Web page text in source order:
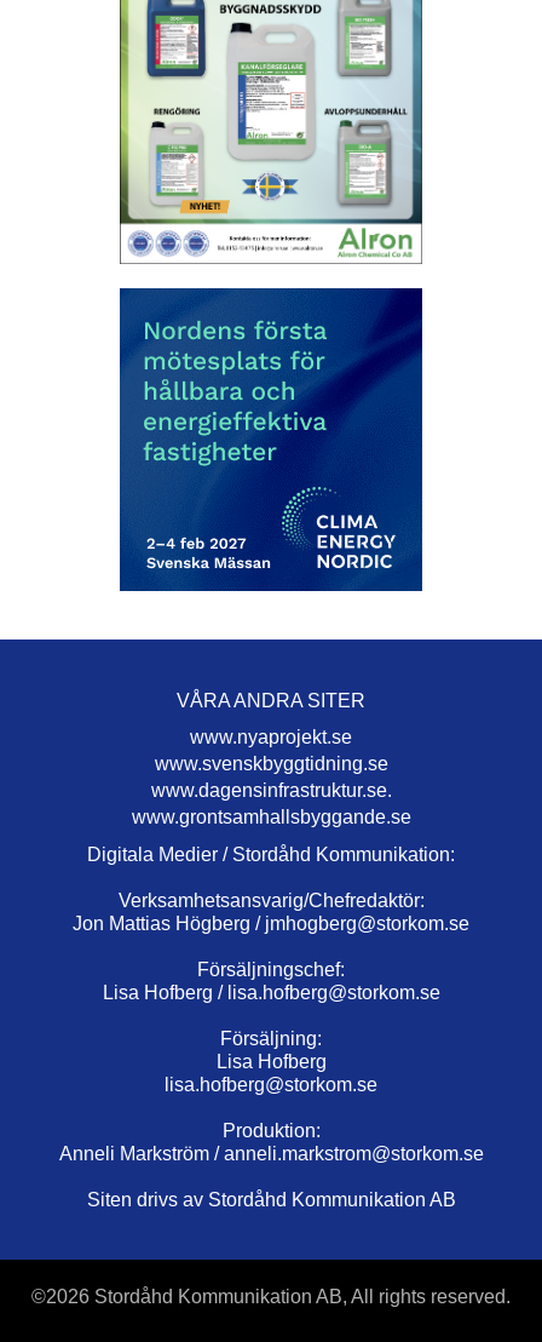
VÅRA ANDRA SITER
www.nyaprojekt.se
www.svenskbyggtidning.se
www.dagensinfrastruktur.se.
www.grontsamhallsbyggande.se
Digitala Medier / Stordåhd Kommunikation:
Verksamhetsansvarig/Chefredaktör:
Jon Mattias Högberg / jmhogberg@storkom.se
Försäljningschef:
Lisa Hofberg / lisa.hofberg@storkom.se
Försäljning:
Lisa Hofberg
lisa.hofberg@storkom.se
Produktion:
Anneli Markström /anneli.markstrom@storkom.se
Siten drivs av Stordåhd Kommunikation AB
©2026 Stordåhd Kommunikation AB, All rights reserved.